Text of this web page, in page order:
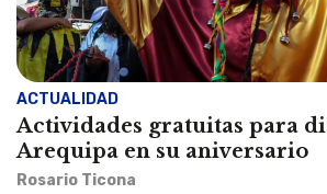
ACTUALIDAD
Actividades gratuitas para
Arequipa en su aniversario
Rosario Ticona